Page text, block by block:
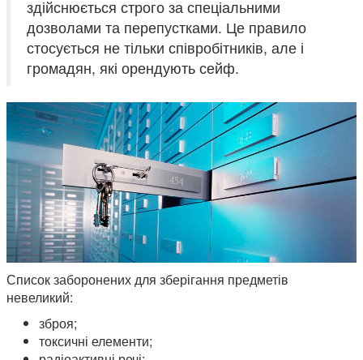
здійснюється строго за спеціальними
дозволами та перепустками. Це правило
стосується не тільки співробітників, але і
громадян, які орендують сейф.
Список заборонених для зберігання предметів
невеликий:
зброя;
токсичні елементи;